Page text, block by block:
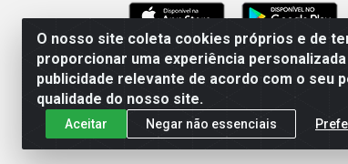
O nosso site coleta cookies próprios e de
proporcionar uma experiência
publicidade relevante de acordo com o seu
qualidade do nosso site.
Aceitar Negar não essenciais
A.R. RODRIGUEZ